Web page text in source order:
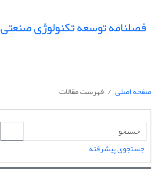
فصلنامه توسعه تکنولوژی صنعتی
صفحه اصلی
فهرست مقالات
جستجوی پیشرفته